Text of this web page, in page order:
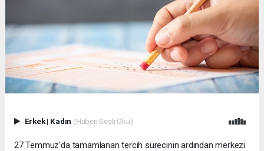
Erkek| Kadın (Haberi Sesli Oku)
27 Temmuz'da tamamlanan tercih sürecinin ardından merkezi